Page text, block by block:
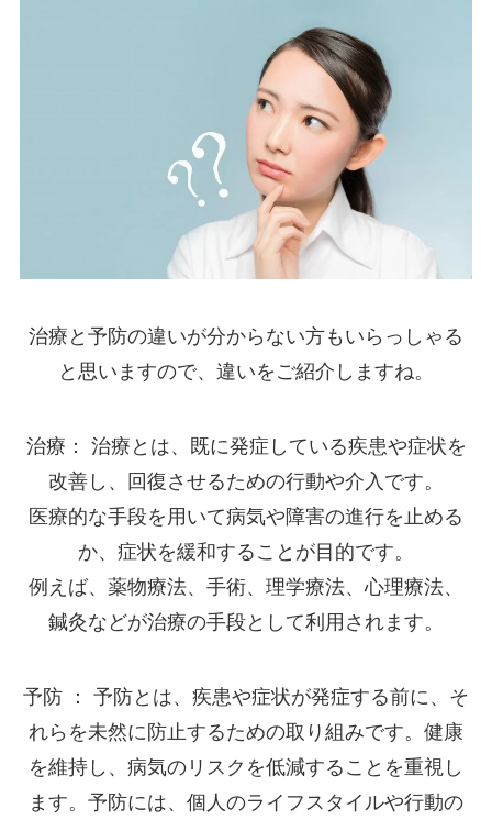
治療と予防の違いが分からない方もいらっしゃる
と思いますので、違いをご紹介しますね。
治療： 治療とは、既に発症している疾患や症状を
改善し、回復させるための行動や介入です。
医療的な手段を用いて病気や障害の進行を止める
か、症状を緩和することが目的です。
例えば、薬物療法、手術、理学療法、心理療法、
鍼灸などが治療の手段として利用されます。
予防 ： 予防とは、疾患や症状が発症する前に、そ
れらを未然に防止するための取り組みです。健康
を維持し、病気のリスクを低減することを重視し
ます。予防には、個人のライフスタイルや行動の